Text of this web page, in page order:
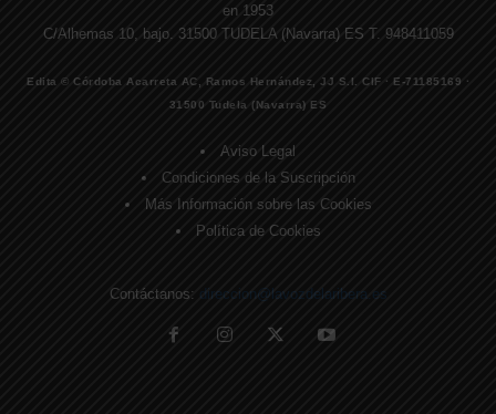
en 1953
C/Alhemas 10, bajo. 31500 TUDELA (Navarra) ES T. 948411059
Edita © Córdoba Acarreta AC, Ramos Hernández, JJ S.I. CIF · E-71185169 ·
31500 Tudela (Navarra) ES
Aviso Legal
Condiciones de la Suscripción
Más Información sobre las Cookies
Política de Cookies
Contáctanos: direccion@lavozdelaribera.es